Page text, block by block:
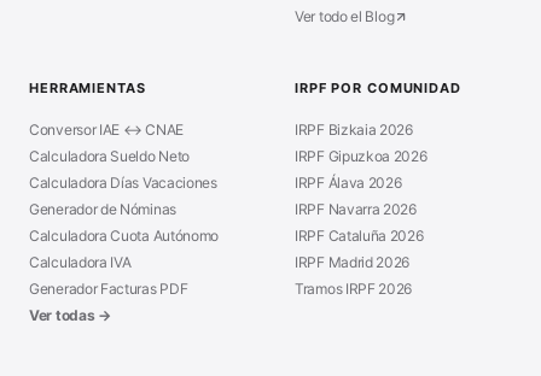
Ver todo el Blog
HERRAMIENTAS
Conversor IAE ↔ CNAE
Calculadora Sueldo Neto
Calculadora Días Vacaciones
Generador de Nóminas
Calculadora Cuota Autónomo
Calculadora IVA
Generador Facturas PDF
Ver todas →
IRPF POR COMUNIDAD
IRPF Bizkaia 2026
IRPF Gipuzkoa 2026
IRPF Álava 2026
IRPF Navarra 2026
IRPF Cataluña 2026
IRPF Madrid 2026
Tramos IRPF 2026